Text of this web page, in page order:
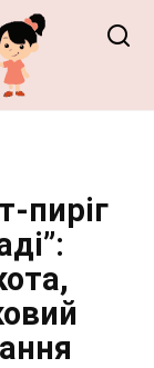
пиріг